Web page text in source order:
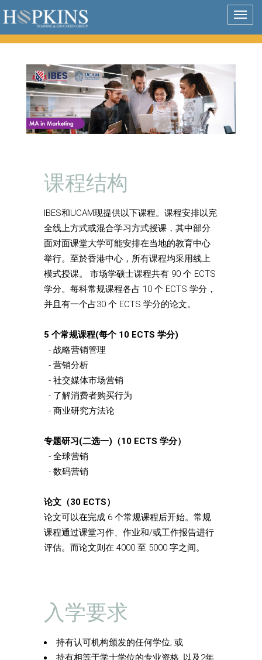
课程结构
IBES和UCAM现提供以下课程。课程安排以完
全线上方式或混合学习方式授课，其中部分
面对面课堂大学可能安排在当地的教育中心
举行。至於香港中心，所有课程均采用线上
模式授课。 市场学硕士课程共有 90 个 ECTS
学分。每科常规课程各占 10 个 ECTS 学分，
并且有一个占30 个 ECTS 学分的论文。
5 个常规课程(每个 10 ECTS 学分)
- 战略营销管理
- 营销分析
- 社交媒体市场营销
- 了解消费者购买行为
- 商业研究方法论
专题研习(二选一)（10 ECTS 学分）
- 全球营销
- 数码营销
论文（30 ECTS）
论文可以在完成 6 个常规课程后开始。常规
课程通过课堂习作、作业和/或工作报告进行
评估。而论文则在 4000 至 5000 字之间。
入学要求
持有认可机构颁发的任何学位; 或
持有相等于学士学位的专业资格, 以及2年